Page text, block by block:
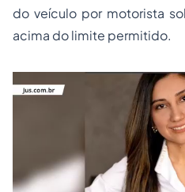
do veículo por motorista
acima do limite permitido.